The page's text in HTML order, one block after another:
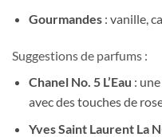
Gourmandes: vanille,
Suggestions de parfums :
Chanel No. 5 L’Eau :
avec des touches de
Yves Saint Laurent La